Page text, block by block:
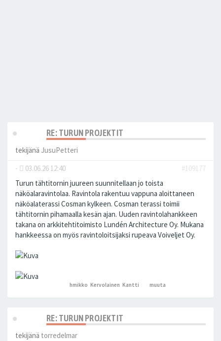
RE: TURUN PROJEKTIT
tekijänä JusuPetteri
-
03.06.26 12:40
#109177
Turun tähtitornin juureen suunnitellaan jo toista
näköalaravintolaa. Ravintola rakentuu vappuna aloittaneen
näköalaterassi Cosman kylkeen. Cosman terassi toimii
tähtitornin pihamaalla kesän ajan. Uuden ravintolahankkeen
takana on arkkitehtitoimisto Lundén Architecture Oy. Mukana
hankkeessa on myös ravintoloitsijaksi rupeava Voiveljet Oy.
hmikko ,Kervolainen ,Kantti ja 4muuta
RE: TURUN PROJEKTIT
tekijänä torredelmar